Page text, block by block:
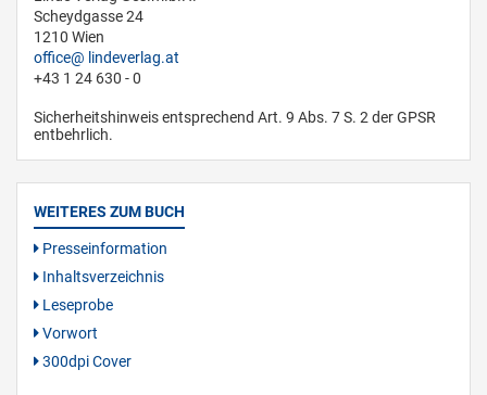
Scheydgasse 24
1210 Wien
office
lindeverlag.at
+43 1 24 630 - 0
Sicherheitshinweis entsprechend Art. 9 Abs. 7 S. 2 der GPSR
entbehrlich.
WEITERES ZUM BUCH
Presseinformation
Inhaltsverzeichnis
Leseprobe
Vorwort
300dpi Cover